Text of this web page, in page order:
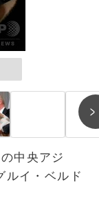
中央アジ
ルイ・ベルド